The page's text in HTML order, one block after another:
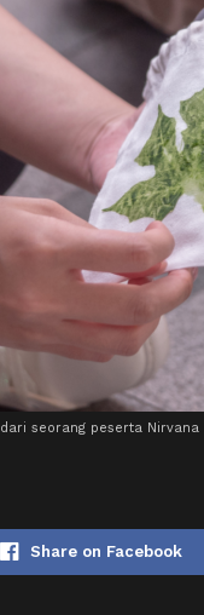
seorang peserta Nirvana
Share on Facebook